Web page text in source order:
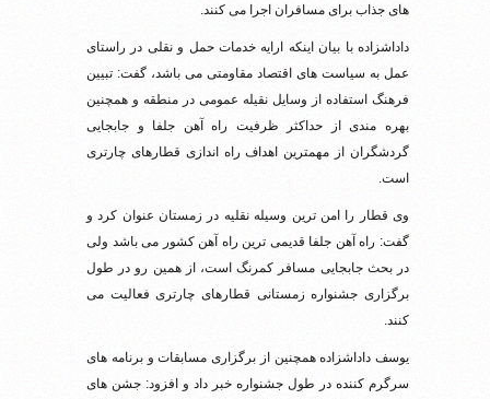
های جذاب برای مسافران اجرا می کنند.
داداشزاده با بیان اینکه ارایه خدمات حمل و نقلی در راستای
عمل به سیاست های اقتصاد مقاومتی می باشد، گفت: تبیین
فرهنگ استفاده از وسایل نقیله عمومی در منطقه و همچنین
بهره مندی از حداکثر ظرفیت راه آهن جلفا و جابجایی
گردشگران از مهمترین اهداف راه اندازی قطارهای چارتری
است.
وی قطار را امن ترین وسیله نقلیه در زمستان عنوان کرد و
گفت: راه آهن جلفا قدیمی ترین راه آهن کشور می باشد ولی
در بحث جابجایی مسافر کمرنگ است، از همین رو در طول
برگزاری جشنواره زمستانی قطارهای چارتری فعالیت می
کنند.
یوسف داداشزاده همچنین از برگزاری مسابقات و برنامه های
سرگرم کننده در طول جشنواره خبر داد و افزود: جشن های